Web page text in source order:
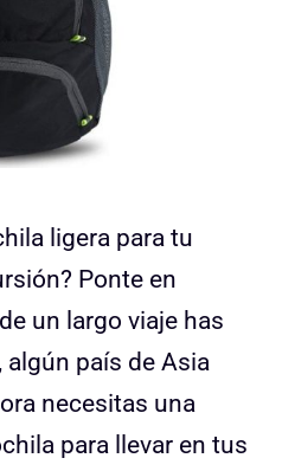
ligera para tu
Ponte en
un largo viaje has
algún país de Asia
necesitas una
para llevar en tus